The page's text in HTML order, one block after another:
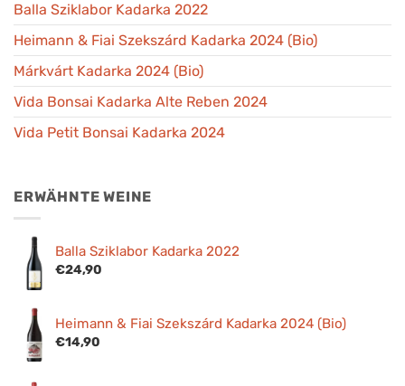
Balla Sziklabor Kadarka 2022
Heimann & Fiai Szekszárd Kadarka 2024 (Bio)
Márkvárt Kadarka 2024 (Bio)
Vida Bonsai Kadarka Alte Reben 2024
Vida Petit Bonsai Kadarka 2024
ERWÄHNTE WEINE
Balla Sziklabor Kadarka 2022
€24,90
Heimann & Fiai Szekszárd Kadarka 2024 (Bio)
€14,90